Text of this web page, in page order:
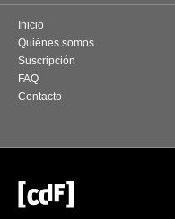
Inicio
Quiénes somos
Suscripción
FAQ
Contacto